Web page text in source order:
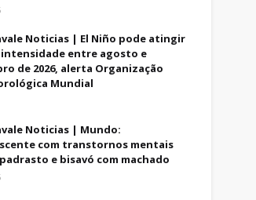
Noticias | El Niño pode atingir
entre agosto e
de 2026, alerta Organização
Mundial
Noticias | Mundo:
com transtornos mentais
e bisavó com machado